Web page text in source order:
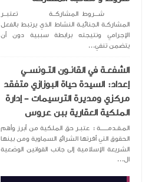
شـــروط المشاركــة تعتبــر
المشاركـة الجنائيـة النشاط الذي يرتبط بالفعل
الإجرامي ونتيجته برابطة سببية دون أن
يتضمن تنفي...
الشفعـة في القانـون التـونســي
إعداد: السيدة حياة البوزازي متفقد
مركزي ومديرة الترسيمات – إدارة
الملكية العقارية ببن عروس
المـقـدمــــــة : عتبـر حق الملكية من أبرز وأهم
الحقوق التي أقرتها الشرائع السماوية ومن بينها
الشريعة الإسلامية إلى جانب القوانين الوضعية
ال...